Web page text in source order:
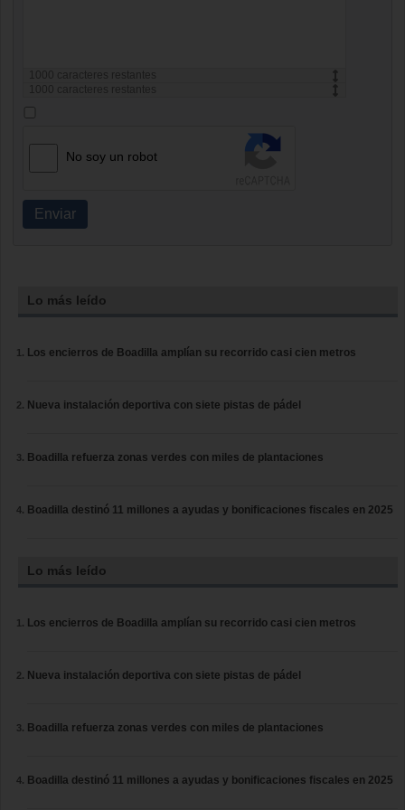
caracteres restantes
caracteres restantes
No soy un robot
Enviar
Lo más leído
Los encierros de Boadilla amplían su recorrido casi cien metros
Nueva instalación deportiva con siete pistas de pádel
Boadilla refuerza zonas verdes con miles de plantaciones
Boadilla destinó 11 millones a ayudas y bonificaciones fiscales en 2025
Lo más leído
Los encierros de Boadilla amplían su recorrido casi cien metros
Nueva instalación deportiva con siete pistas de pádel
Boadilla refuerza zonas verdes con miles de plantaciones
Boadilla destinó 11 millones a ayudas y bonificaciones fiscales en 2025